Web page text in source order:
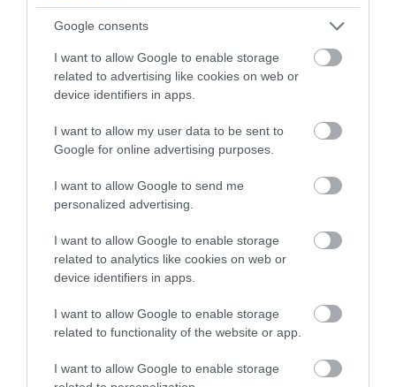
Google consents
I want to allow Google to enable storage
related to advertising like cookies on web or
device identifiers in apps.
I want to allow my user data to be sent to
Google for online advertising purposes.
I want to allow Google to send me
personalized advertising.
I want to allow Google to enable storage
related to analytics like cookies on web or
device identifiers in apps.
I want to allow Google to enable storage
related to functionality of the website or app.
I want to allow Google to enable storage
γαστρονομίας – Σήμερα η μεγάλη
έναρξη!
07.08.2026 | 10:45
Τι είναι οι γανωματήδες και γιατί
έφτασαν σε αυτό το χωριό της
07.08.2026 | 10:30
Χωρίς νερό τώρα
περιοχές της Χαλκίδας
Συναγερμός στην
Εύβοια: Στιγμές